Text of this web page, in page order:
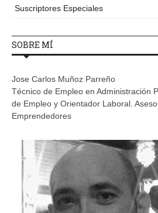
Suscriptores Especiales
SOBRE MÍ
Jose Carlos Muñoz Parreño
Técnico de Empleo en Administración
de Empleo y Orientador Laboral.
Emprendedores